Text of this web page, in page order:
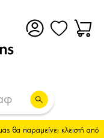
θα παραμείνει κλειστή από